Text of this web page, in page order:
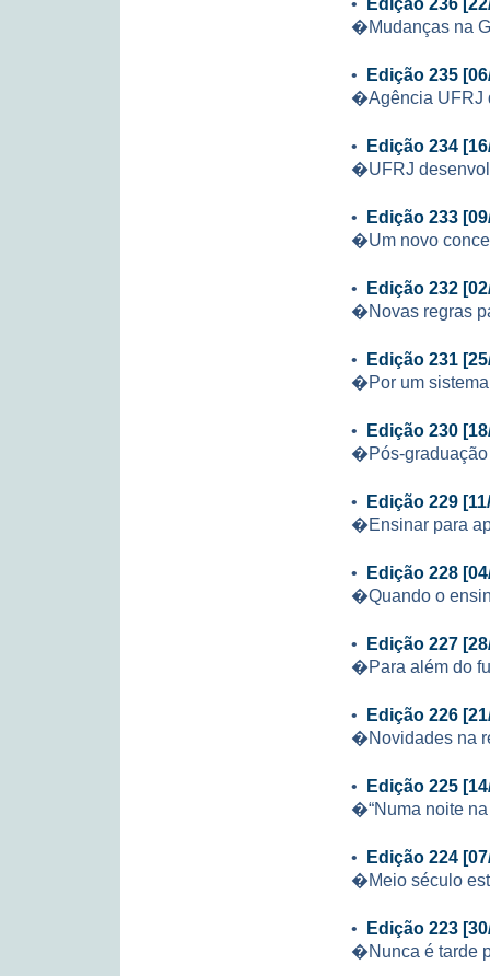
�Mudanças na
• Edição 235
�Agência UFRJ
• Edição 234
�UFRJ
• Edição 233
�Um novo
• Edição 232
�Novas regras
• Edição 231
�Por um
• Edição 230
�Pós-
• Edição 229
�Ensinar para
• Edição 228
�Quando o
• Edição 227
�Para além do
• Edição 226
�Novidades na
• Edição 225
�“Numa noite
• Edição 224
�Meio século
• Edição 223
�Nunca é tarde